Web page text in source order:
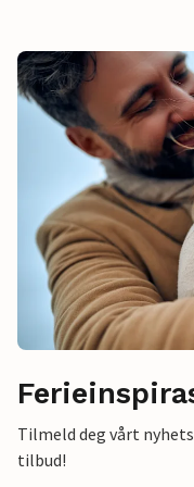
Tilmeld deg vårt
tilbud!